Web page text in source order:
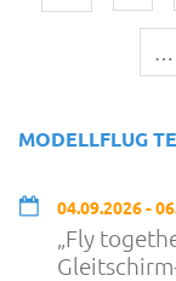
MODELLFLUG
04.09.2026 -
„Fly